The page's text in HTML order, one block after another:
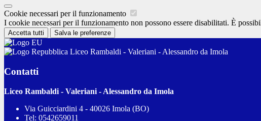
Cookie necessari per il funzionamento
I cookie necessari per il funzionamento non possono essere disabilitati. È
Accetta tutti Salva le preferenze
Liceo Rambaldi - Valeriani - Alessandro da Imola
Contatti
Liceo Rambaldi - Valeriani - Alessandro da Imola
Via Guicciardini 4 - 40026 Imola (BO)
Tel: 0542659011